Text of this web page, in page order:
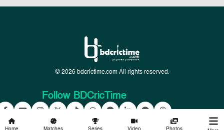
© 2026 bdcrictime.com All rights reserved.
Follow BDCricTime